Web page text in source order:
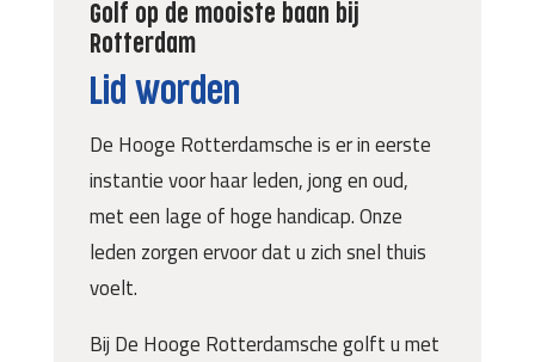
Golf op de mooiste baan bij
Rotterdam
Lid worden
De Hooge Rotterdamsche is er in eerste
instantie voor haar leden, jong en oud,
met een lage of hoge handicap. Onze
leden zorgen ervoor dat u zich snel thuis
voelt.
Bij De Hooge Rotterdamsche golft u met